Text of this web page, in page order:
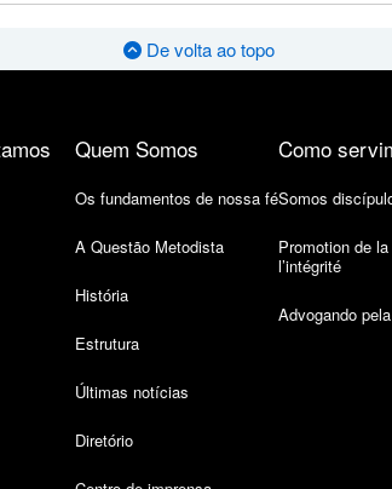
De volta ao topo
Quem Somos
Os fundamentos de nossa fé
A Questão Metodista
História
Estrutura
Últimas notícias
Diretório
Como
Somos
Promotion de
l’intégrité
Advogando